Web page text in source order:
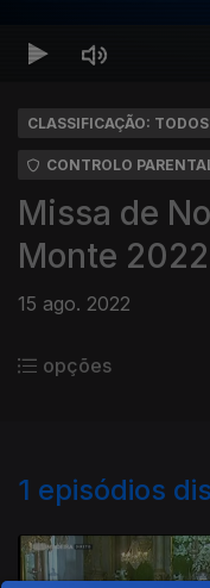
CLASSIFICAÇÃO: TODOS
CONTROLO
Missa de
Monte 2022
15 ago. 2022
opções
1 episódios
635485